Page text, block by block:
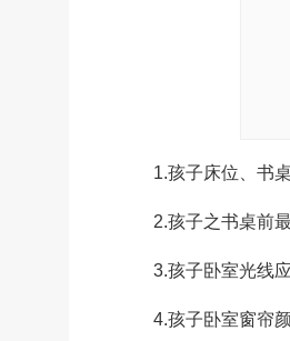
1.孩子床位、书桌
2.孩子之书桌前最
3.孩子卧室光线应
4.孩子卧室窗帘颜